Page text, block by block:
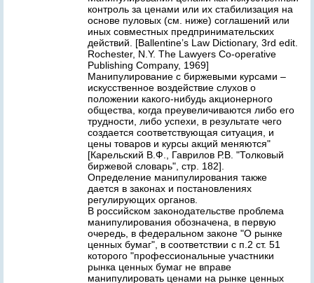
контроль за ценами или их стабилизация на
основе пуловых (см. ниже) соглашений или
иных совместных предпринимательских
действий. [Ballentine’s Law Dictionary, 3rd edit.
Rochester, N.Y. The Lawyers Co-operative
Publishing Company, 1969]
Манипулирование с биржевыми курсами –
искусственное воздействие слухов о
положении какого-нибудь акционерного
общества, когда преувеличиваются либо его
трудности, либо успехи, в результате чего
создается соответствующая ситуация, и
цены товаров и курсы акций меняются"
[Карельский В.Ф., Гаврилов Р.В. "Толковый
биржевой словарь", стр. 182].
Определение манипулирования также
дается в законах и постановлениях
регулирующих органов.
В российском законодательстве проблема
манипулирования обозначена, в первую
очередь, в федеральном законе "О рынке
ценных бумаг", в соответствии с п.2 ст. 51
которого "профессиональные участники
рынка ценных бумаг не вправе
манипулировать ценами на рынке ценных